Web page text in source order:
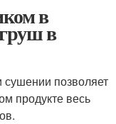
в
в
позволяет
продукте весь